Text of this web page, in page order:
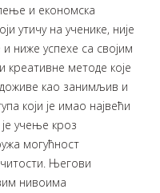
и економска
утичу на ученике, није
ниже успехе са својим
креативне методе које
као занимљив и
који је имао највећи
учење кроз
могућност
Његови
нивоима